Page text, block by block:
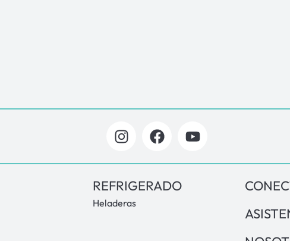
REFRIGERADO
Heladeras